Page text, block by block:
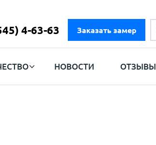
4-63-63 Заказать замер
НОВОСТИ ОТЗЫВЫ